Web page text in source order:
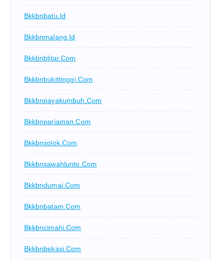
Bkkbnbatu.id
Bkkbnmalang.id
Bkkbnblitar.com
Bkkbnbukittinggi.com
Bkkbnpayakumbuh.com
Bkkbnpariaman.com
Bkkbnsolok.com
Bkkbnsawahlunto.com
Bkkbndumai.com
Bkkbnbatam.com
Bkkbncimahi.com
Bkkbnbekasi.com